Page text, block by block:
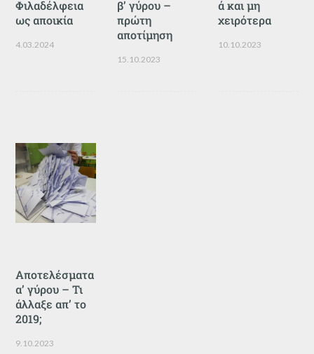
Φιλαδέλφεια
ως αποικία
4.03.2024
β’ γύρου –
πρώτη
αποτίμηση
15.10.2023
ά και μη
χειρότερα
10.10.2023
Αποτελέσματα
α’ γύρου – Τι
άλλαξε απ’ το
2019;
9.10.2023